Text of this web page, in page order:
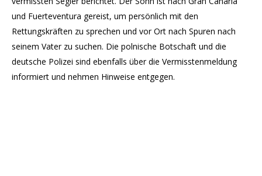
und Fuerteventura gereist, um persönlich mit den
Rettungskräften zu sprechen und vor Ort nach Spuren nach
seinem Vater zu suchen. Die polnische Botschaft und die
deutsche Polizei sind ebenfalls über die Vermisstenmeldung
informiert und nehmen Hinweise entgegen.